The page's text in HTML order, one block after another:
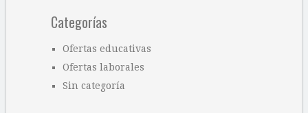
Categorías
Ofertas educativas
Ofertas laborales
Sin categoría